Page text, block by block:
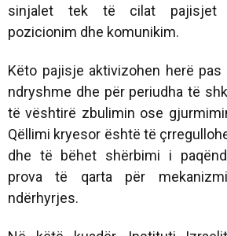
sinjalet tek të cilat pajisjet
pozicionim dhe komunikim.
Këto pajisje aktivizohen herë
ndryshme dhe për periudha të
të vështirë zbulimin ose
Qëllimi kryesor është të
dhe të bëhet shërbimi i
prova të qarta për
ndërhyrjes.